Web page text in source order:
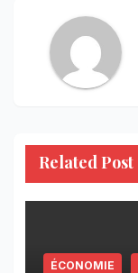
Related Post
ÉCONOMIE